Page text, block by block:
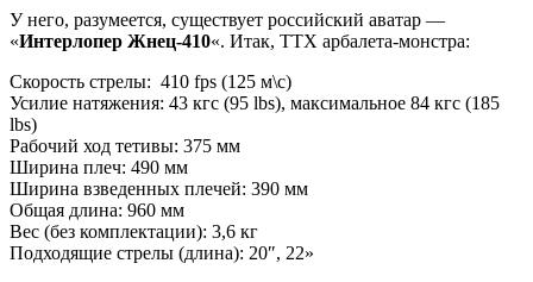
У него, разумеется, существует российский аватар —
«Интерлопер Жнец-410«. Итак, ТТХ арбалета-монстра:
Скорость стрелы: 410 fps (125 м\c)
Усилие натяжения: 43 кгс (95 lbs), максимальное 84 кгс (185
lbs)
Рабочий ход тетивы: 375 мм
Ширина плеч: 490 мм
Ширина взведенных плечей: 390 мм
Общая длина: 960 мм
Вес (без комплектации): 3,6 кг
Подходящие стрелы (длина): 20″, 22»